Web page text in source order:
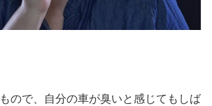
ので、自分の車が臭いと感じてもしば